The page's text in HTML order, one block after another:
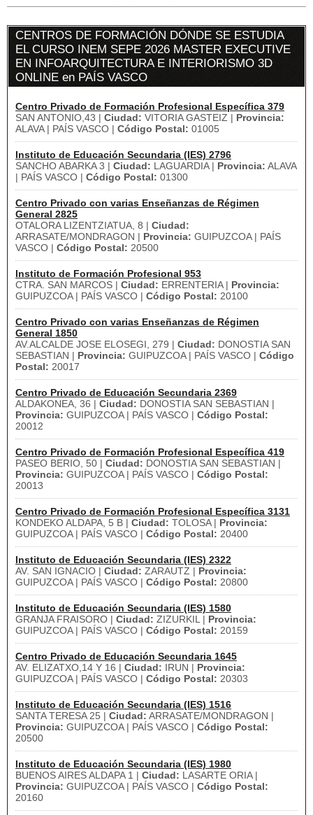
CENTROS DE FORMACIÓN DÓNDE SE ESTUDIA
EL CURSO INEM SEPE 2026 MASTER EXECUTIVE
EN INFOARQUITECTURA E INTERIORISMO 3D
ONLINE en PAÍS VASCO
Centro Privado de Formación Profesional Específica 379
SAN ANTONIO,43 | Ciudad: VITORIA GASTEIZ | Provincia:
ALAVA | PAÍS VASCO | Código Postal: 01005
Instituto de Educación Secundaria (IES) 2796
SANCHO ABARKA 3 | Ciudad: LAGUARDIA | Provincia: ALAVA
| PAÍS VASCO | Código Postal: 01300
Centro Privado con varias Enseñanzas de Régimen
General 2825
OTALORA LIZENTZIATUA, 8 | Ciudad:
ARRASATE/MONDRAGON | Provincia: GUIPUZCOA | PAÍS
VASCO | Código Postal: 20500
Instituto de Formación Profesional 953
CTRA. SAN MARCOS | Ciudad: ERRENTERIA | Provincia:
GUIPUZCOA | PAÍS VASCO | Código Postal: 20100
Centro Privado con varias Enseñanzas de Régimen
General 1850
AV.ALCALDE JOSE ELOSEGI, 279 | Ciudad: DONOSTIA SAN
SEBASTIAN | Provincia: GUIPUZCOA | PAÍS VASCO | Código
Postal: 20017
Centro Privado de Educación Secundaria 2369
ALDAKONEA, 36 | Ciudad: DONOSTIA SAN SEBASTIAN |
Provincia: GUIPUZCOA | PAÍS VASCO | Código Postal:
20012
Centro Privado de Formación Profesional Específica 419
PASEO BERIO, 50 | Ciudad: DONOSTIA SAN SEBASTIAN |
Provincia: GUIPUZCOA | PAÍS VASCO | Código Postal:
20013
Centro Privado de Formación Profesional Específica 3131
KONDEKO ALDAPA, 5 B | Ciudad: TOLOSA | Provincia:
GUIPUZCOA | PAÍS VASCO | Código Postal: 20400
Instituto de Educación Secundaria (IES) 2322
AV. SAN IGNACIO | Ciudad: ZARAUTZ | Provincia:
GUIPUZCOA | PAÍS VASCO | Código Postal: 20800
Instituto de Educación Secundaria (IES) 1580
GRANJA FRAISORO | Ciudad: ZIZURKIL | Provincia:
GUIPUZCOA | PAÍS VASCO | Código Postal: 20159
Centro Privado de Educación Secundaria 1645
AV. ELIZATXO,14 Y 16 | Ciudad: IRUN | Provincia:
GUIPUZCOA | PAÍS VASCO | Código Postal: 20303
Instituto de Educación Secundaria (IES) 1516
SANTA TERESA 25 | Ciudad: ARRASATE/MONDRAGON |
Provincia: GUIPUZCOA | PAÍS VASCO | Código Postal:
20500
Instituto de Educación Secundaria (IES) 1980
BUENOS AIRES ALDAPA 1 | Ciudad: LASARTE ORIA |
Provincia: GUIPUZCOA | PAÍS VASCO | Código Postal:
20160